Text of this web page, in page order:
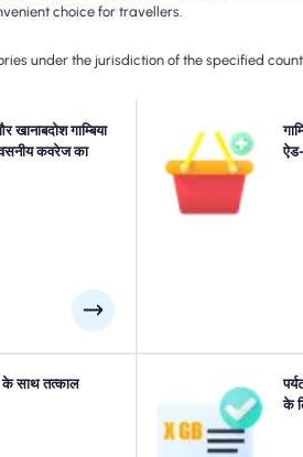
choice for travellers.
under the jurisdiction of the specified
गाम्बिया
कवरेज का
4G कनेक्टिविटी
गति के लिए अपनी
और समय से भिन्न हो
अधिक डेटा की आवश्यकता
5 जी/4 जी कनेक्टिविटी
एक ऐड-ऑन खरीदें। जब
आपका ऐड-ऑन सक्रिय
के साथ तत्काल
त्वरित 4G/5G
eSIM को तुरंत
अड्डे पर पहुंचने वाले
के
गाम्बिया की
सीमलेस 4G/5G
कुछ ईएसआईएम को
सुनिश्चित करने